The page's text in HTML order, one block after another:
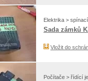
Elektrika >
Sada zámků
Vložit do
Počítače > řídící